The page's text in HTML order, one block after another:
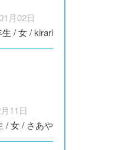
月02日
/女/kirari
11日
/女/ さあや